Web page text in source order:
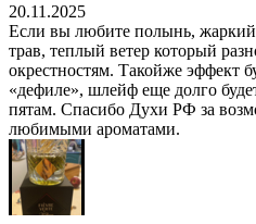
20.11.2025
Если вы любите полынь, жаркий
трав, теплый ветер который
окрестностям. Такойже эффект
«дефиле», шлейф еще долго
пятам. Спасибо Духи РФ за
любимыми ароматами.